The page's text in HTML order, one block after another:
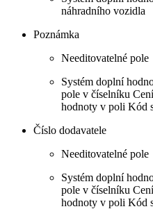
náhradního vozidla
Poznámka
Needitovatelné pole
Systém doplní
pole v číselníku
hodnoty v poli Kód
Číslo dodavatele
Needitovatelné pole
Systém doplní
pole v číselníku
hodnoty v poli Kód